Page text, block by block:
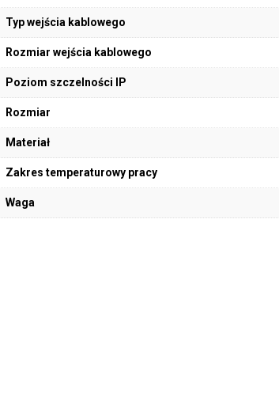
Typ wejścia kablowego
Rozmiar wejścia kablowego
Poziom szczelności IP
Rozmiar
Materiał
Zakres temperaturowy pracy
Waga